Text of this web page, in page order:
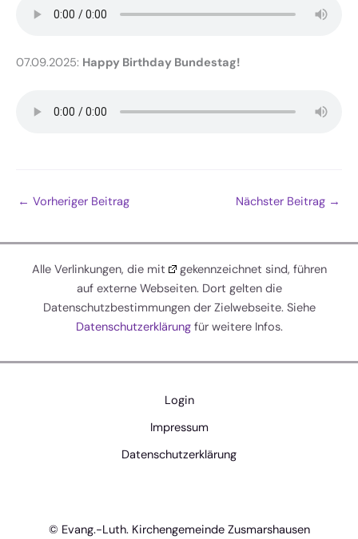
07.09.2025: Happy Birthday Bundestag!
← Vorheriger Beitrag Nächster Beitrag →
Alle Verlinkungen, die mit
gekennzeichnet sind, führen
auf externe Webseiten. Dort gelten die
Datenschutzbestimmungen der Zielwebseite. Siehe
Datenschutzerklärungfür weitere Infos.
Login
Impressum
Datenschutzerklärung
© Evang.-Luth. Kirchengemeinde Zusmarshausen